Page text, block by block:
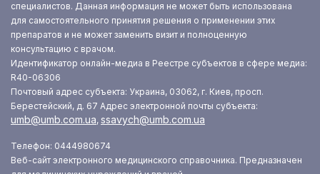
специалистов. Данная информация не может быть использована
для самостоятельного принятия решения о применении этих
препаратов и не может заменить визит и полноценную
консультацию с врачом.
Идентификатор онлайн-медиа в Реестре субъектов в сфере медиа:
R40-06306
Почтовый адрес субъекта: Украина, 03062, г. Киев, просп.
Берестейский, д. 67 Адрес электронной почты субъекта:
umb@umb.com.ua, ssavych@umb.com.ua
Телефон: 0444980674
Веб-сайт электронного медицинского справочника. Предназначен